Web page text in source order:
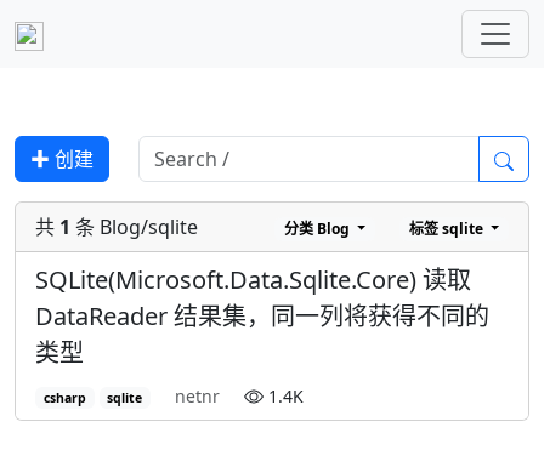
✚ 创建
共 1 条 Blog/sqlite 分类 Blog 标签sqlite
SQLite(Microsoft.Data.Sqlite.Core) 读取
DataReader 结果集，同一列将获得不同的
类型
csharp sqlite netnr 1.4K